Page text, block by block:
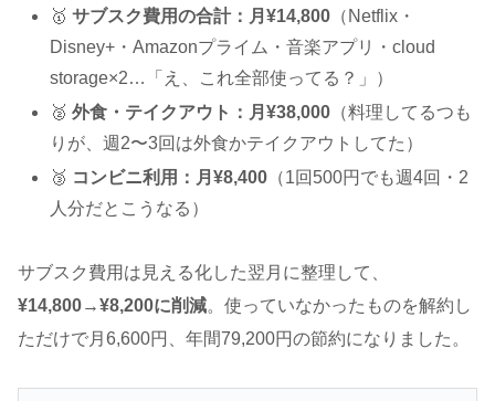
🥇サブスク費用の合計：月¥14,800 （Netflix・
Disney+・Amazonプライム・音楽アプリ・cloud
storage×2…「え、これ全部使ってる？」）
🥈外食・テイクアウト：月¥38,000 （料理してるつも
りが、週2〜3回は外食かテイクアウトしてた）
🥉 コンビニ利用：月¥8,400 （1回500円でも週4回・2
人分だとこうなる）
サブスク費用は見える化した翌月に整理して、
¥14,800→¥8,200に削減。使っていなかったものを解約し
ただけで月6,600円、年間79,200円の節約になりました。